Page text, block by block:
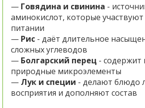
— Говядина и свинина -
аминокислот, которые
питании
— Рис - даёт длительное
сложных углеводов
— Болгарский перец - содержит
природные микроэлементы
— Лук и специи - делают блюдо
восприятия и дополняют состав